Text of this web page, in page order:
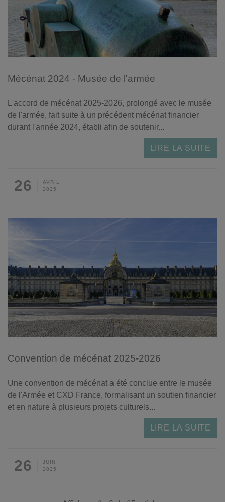
Mécénat 2024 - Musée de l'armée
AVRIL
26 2025
L'accord de mécénat 2025-2026, prolongé avec le musée
de l'armée, fait suite à un précédent mécénat financier
durant l'année 2024, établi afin de soutenir...
LIRE LA SUITE
Convention de mécénat 2025-2026
JUIN
26 2025
Une convention de mécénat a été conclue entre le musée
de l'Armée et CXD France, formalisant un soutien financier
et en nature à plusieurs projets culturels...
LIRE LA SUITE